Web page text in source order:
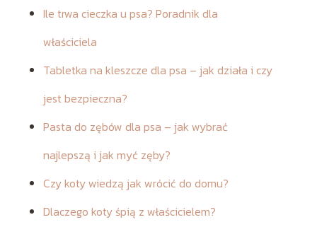
Ile trwa cieczka u psa? Poradnik dla
właściciela
Tabletka na kleszcze dla psa – jak działa i czy
jest bezpieczna?
Pasta do zębów dla psa – jak wybrać
najlepszą i jak myć zęby?
Czy koty wiedzą jak wrócić do domu?
Dlaczego koty śpią z właścicielem?